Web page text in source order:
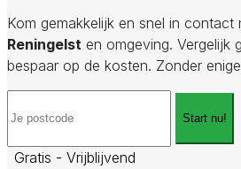
Kom gemakkelijk en snel in contact
Reningelst en omgeving. Vergelijk
bespaar op de kosten. Zonder
Start nu!
Gratis - Vrijblijvend